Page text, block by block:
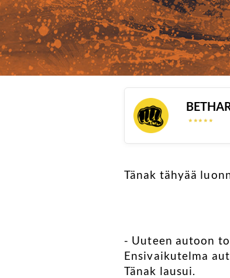
☆ ☆ ☆ ☆ ☆
☆ ☆ ☆ ☆ ☆
Tänak tähyää
- Uuteen autoon
Ensivaikutelma
Tänak lausui.